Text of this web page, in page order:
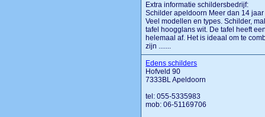
Extra informatie schildersbedrijf:
Schilder apeldoorn Meer dan 14
Veel modellen en types. Schilder,
tafel hoogglans wit. De tafel heeft
helemaal af. Het is ideaal om te
zijn .......
Edens schilders
Hofveld 90
7333BL Apeldoorn
tel: 055-5335983
mob: 06-51169706